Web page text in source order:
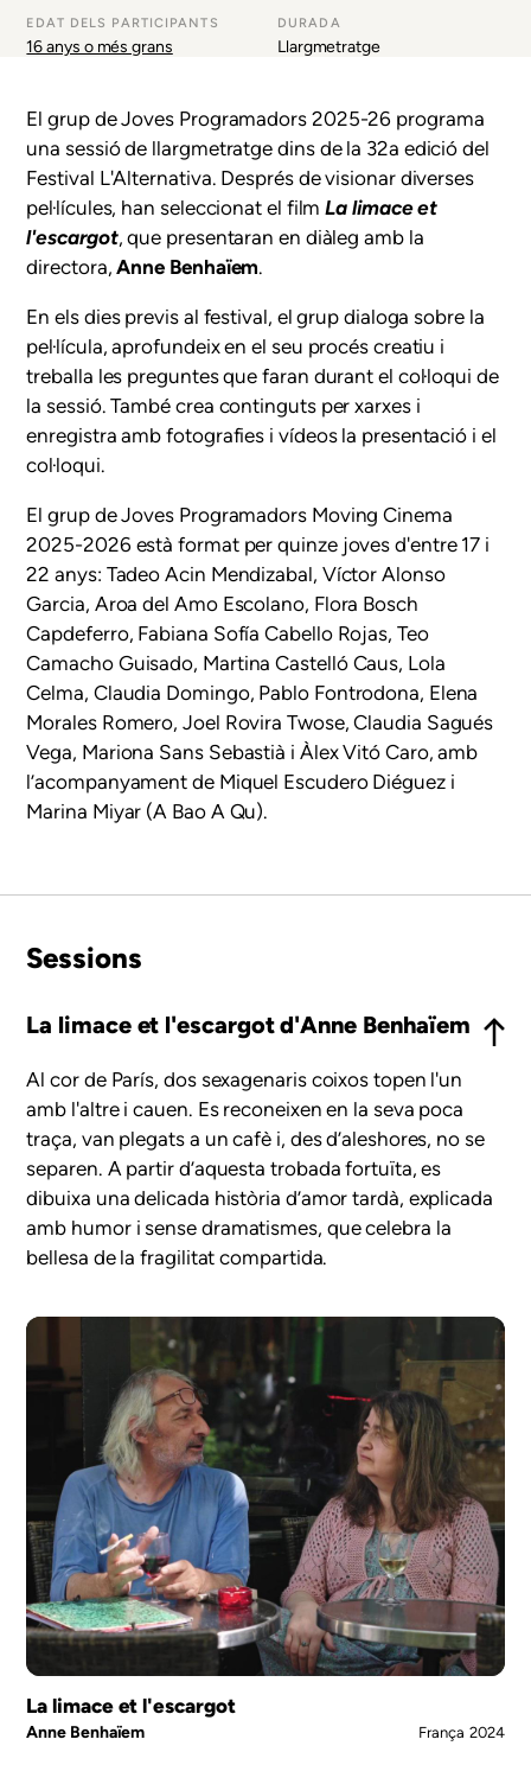
EDAT DELS PARTICIPANTS
16 anys o més grans
DURADA
Llargmetratge
El grup de Joves Programadors 2025-26 programa
una sessió de llargmetratge dins de la 32a edició del
Festival L'Alternativa. Després de visionar diverses
pel·lícules, han seleccionat el filmLa limace et
l'escargot, que presentaran en diàleg amb la
directora,Anne Benhaïem.
En els dies previs al festival, el grup dialoga sobre la
pel·lícula, aprofundeix en el seu procés creatiu i
treballa les preguntes que faran durant el col·loqui de
la sessió. També crea continguts per xarxes i
enregistra amb fotografies i vídeos la presentació i el
col·loqui.
El grup de Joves Programadors Moving Cinema
2025-2026 està format per quinze joves d'entre 17 i
22 anys: Tadeo Acin Mendizabal, Víctor Alonso
Garcia, Aroa del Amo Escolano, Flora Bosch
Capdeferro, Fabiana Sofía Cabello Rojas, Teo
Camacho Guisado, Martina Castelló Caus, Lola
Celma, Claudia Domingo, Pablo Fontrodona, Elena
Morales Romero, Joel Rovira Twose, Claudia Sagués
Vega, Mariona Sans Sebastià i Àlex Vitó Caro,amb
l’acompanyament de Miquel Escudero Diéguez i
Marina Miyar (A Bao A Qu).
Sessions
La limace et l'escargot d'Anne Benhaïem
Al cor de París, dos sexagenaris coixos topen l'un
amb l'altre i cauen. Es reconeixen en la seva poca
traça, van plegats a un cafè i, des d’aleshores, no se
separen. A partir d’aquesta trobada fortuïta, es
dibuixa una delicada història d’amor tardà, explicada
amb humor i sense dramatismes, que celebra la
bellesa de la fragilitat compartida.
La limace et l'escargot
Anne Benhaïem França 2024